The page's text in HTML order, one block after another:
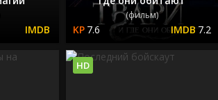
(фильм)
7.6 7.2
HD